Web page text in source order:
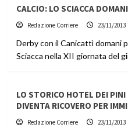
CALCIO: LO SCIACCA
Redazione Corriere 23/11/2013
Derby con il Canicattì domani
Sciacca nella XII giornata del
LO STORICO HOTEL DEI
DIVENTA RICOVERO PER
Redazione Corriere 23/11/2013